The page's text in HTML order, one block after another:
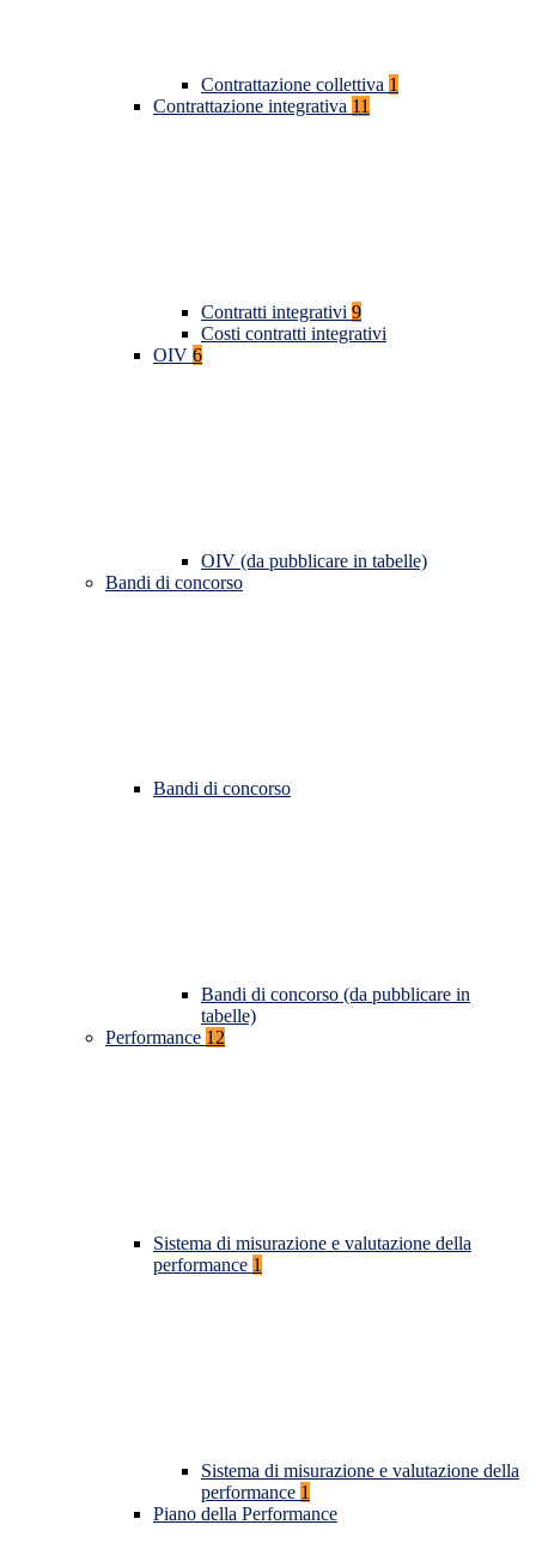
Contrattazione collettiva 1
Contrattazione integrativa 11
Contratti integrativi 9
Costi contratti integrativi
OIV 6
OIV (da pubblicare in tabelle)
Bandi di concorso
Bandi di concorso
Bandi di concorso (da pubblicare in
tabelle)
Performance 12
Sistema di misurazione e valutazione della
performance 1
Sistema di misurazione e valutazione della
performance 1
Piano della Performance